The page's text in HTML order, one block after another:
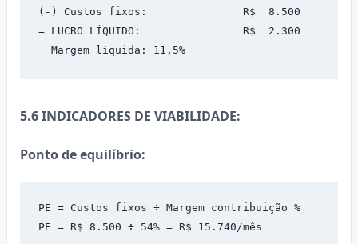
(-) Custos fixos:               R$  8.500
= LUCRO LÍQUIDO:                R$  2.300
  Margem líquida: 11,5%
5.6 INDICADORES DE VIABILIDADE:
Ponto de equilíbrio:
PE = Custos fixos ÷ Margem contribuição %
PE = R$ 8.500 ÷ 54% = R$ 15.740/mês